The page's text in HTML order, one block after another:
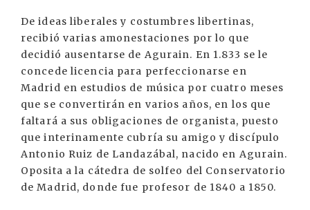
De ideas liberales y costumbres libertinas,
recibió varias amonestaciones por lo que
decidió ausentarse de Agurain. En 1.833 se le
concede licencia para perfeccionarse en
Madrid en estudios de música por cuatro meses
que se convertirán en varios años, en los que
faltará a sus obligaciones de organista, puesto
que interinamente cubría su amigo y discípulo
Antonio Ruiz de Landazábal, nacido en Agurain.
Oposita a la cátedra de solfeo del Conservatorio
de Madrid, donde fue profesor de 1840 a 1850.